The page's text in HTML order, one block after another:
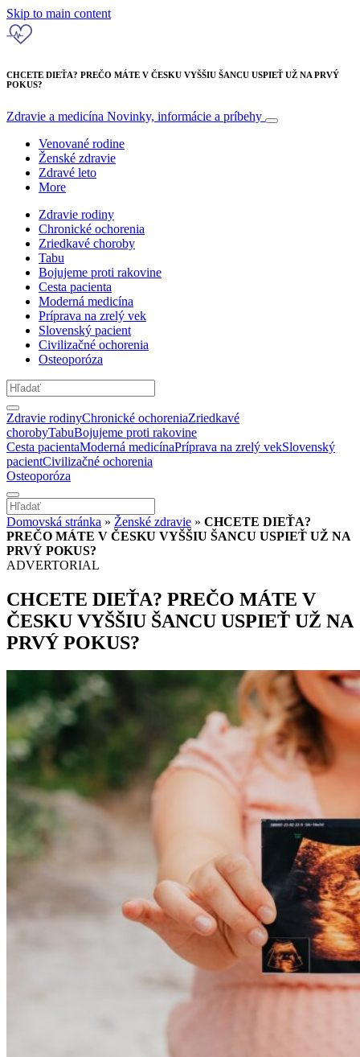
Skip to main content
CHCETE DIEŤA? PREČO MÁTE V ČESKU VYŠŠIU ŠANCU USPIEŤ UŽ NA PRVÝ
POKUS?
Zdravie a medicína Novinky, informácie a príbehy
Venované rodine
Ženské zdravie
Zdravé leto
More
Zdravie rodiny
Chronické ochorenia
Zriedkavé choroby
Tabu
Bojujeme proti rakovine
Cesta pacienta
Moderná medicína
Príprava na zrelý vek
Slovenský pacient
Civilizačné ochorenia
Osteoporóza
Zdravie rodinyChronické ochoreniaZriedkavé
chorobyTabuBojujeme proti rakovine
Cesta pacientaModerná medicínaPríprava na zrelý vekSlovenský
pacientCivilizačné ochorenia
Osteoporóza
Domovská stránka » Ženské zdravie » CHCETE DIEŤA?
PREČO MÁTE V ČESKU VYŠŠIU ŠANCU USPIEŤ UŽ NA
PRVÝ POKUS?
ADVERTORIAL
CHCETE DIEŤA? PREČO MÁTE V
ČESKU VYŠŠIU ŠANCU USPIEŤ UŽ NA
PRVÝ POKUS?